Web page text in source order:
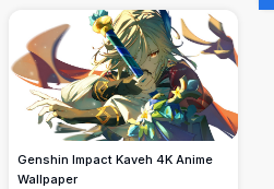
Genshin Impact Kaveh 4K Anime
Wallpaper